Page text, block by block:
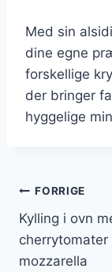
Med sin
dine egne
forskellige
der bringer
hyggelige
FORRIGE
Kylling i ovn
cherrytomater
mozzarella